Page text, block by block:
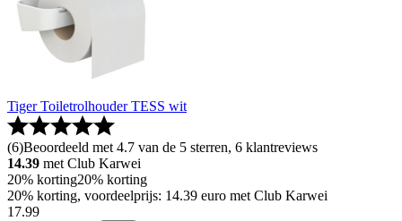
Tiger Toiletrolhouder TESS wit
(6)Beoordeeld met 4.7 van de 5 sterren, 6 klantreviews
14.39 met Club Karwei
20% korting20% korting
20% korting, voordeelprijs: 14.39 euro met Club Karwei
17.99